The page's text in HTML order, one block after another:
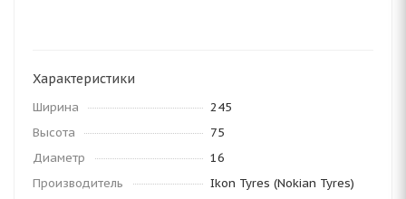
Характеристики
Ширина
245
Высота
75
Диаметр
16
Производитель
Ikon Tyres (Nokian Tyres)